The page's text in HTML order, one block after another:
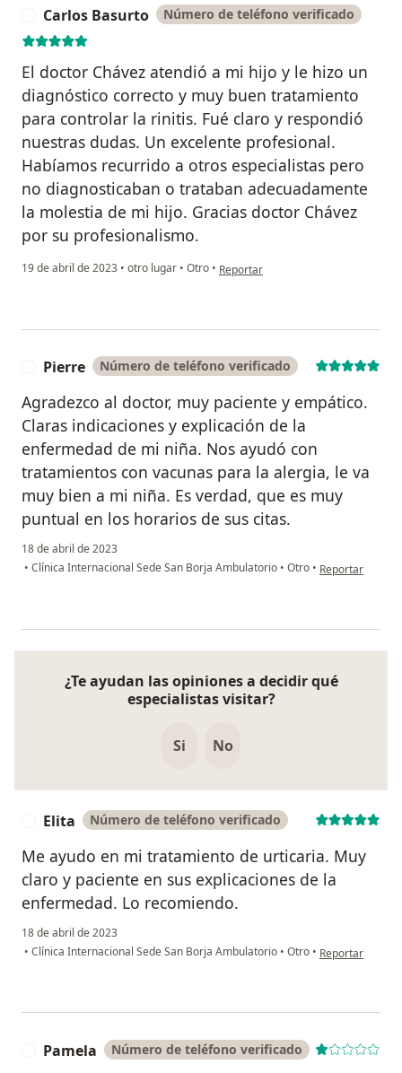
Carlos Basurto Número de teléfono verificado
El doctor Chávez atendió a mi hijo y le hizo un
diagnóstico correcto y muy buen tratamiento
para controlar la rinitis. Fué claro y respondió
nuestras dudas. Un excelente profesional.
Habíamos recurrido a otros especialistas pero
no diagnosticaban o trataban adecuadamente
la molestia de mi hijo. Gracias doctor Chávez
por su profesionalismo.
19 de abril de 2023 • otro lugar • Otro • en opinión del usuario Carlos
Reportar
Pierre Número de teléfono verificado
Agradezco al doctor, muy paciente y empático.
Claras indicaciones y explicación de la
enfermedad de mi niña. Nos ayudó con
tratamientos con vacunas para la alergia, le va
muy bien a mi niña. Es verdad, que es muy
puntual en los horarios de sus citas.
18 de abril de 2023
• Clínica Internacional Sede San Borja Ambulatorio • Otro • en opinión del
Reportar
¿Te ayudan las opiniones a decidir qué
especialistas visitar?
Si No
Elita Número de teléfono verificado
Me ayudo en mi tratamiento de urticaria. Muy
claro y paciente en sus explicaciones de la
enfermedad. Lo recomiendo.
18 de abril de 2023
• Clínica Internacional Sede San Borja Ambulatorio • Otro • en opinión del
Reportar
Pamela Número de teléfono verificado